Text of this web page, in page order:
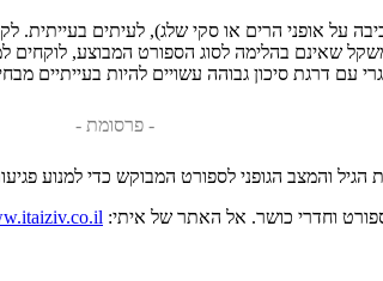
בביצוע ספורט אתגרי (למשל, רכיבה על אופני הרים או סקי
משקל שאינם בהלימה לסוג הספורט המבוצע,
עם דרגת סיכון גבוהה עשויים להיות בעייתיים
- פרסומת -
והמצב הגופני לספורט המבוקש כדי למנוע פגיעות